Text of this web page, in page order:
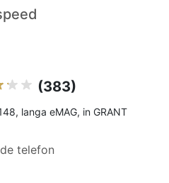
(383)
langa eMAG, in GRANT
telefon